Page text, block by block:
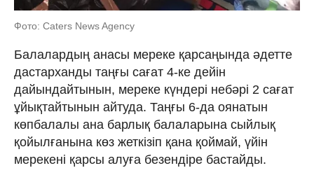
Фото: Caters News Agency
Балалардың анасы мереке қарсаңында әдетте
дастарханды таңғы сағат 4-ке дейін
дайындайтынын, мереке күндері небәрі 2 сағат
ұйықтайтынын айтуда. Таңғы 6-да оянатын
көпбалалы ана барлық балаларына сыйлық
қойылғанына көз жеткізіп қана қоймай, үйін
мерекені қарсы алуға безендіре бастайды.